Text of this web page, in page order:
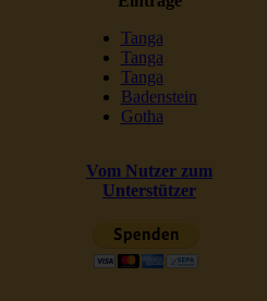
Tanga
Tanga
Tanga
Badenstein
Gotha
Vom Nutzer zum
Unterstützer